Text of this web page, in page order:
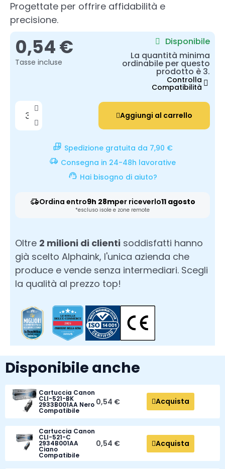
Progettate per offrire affidabilità e
precisione.
0,54 €
Tasse incluse
Disponibile
La quantità minima
ordinabile per questo
prodotto è 3.
Controlla
Compatibilità
Aggiungi al carrello
Spedizione gratuita da 7,90 €
Consegna in 24-48h lavorative
Hai bisogno di aiuto?
Ordina entro9h 28mper riceverlo11 agosto
*escluso isole e zone remote
Oltre 2 milioni di clienti soddisfatti hanno
già scelto Alphaink, l'unica azienda che
produce e vende senza intermediari. Scegli
la qualità al prezzo top!
Disponibile anche
Cartuccia Canon
CLI-521-BK
2933B001AA Nero
Compatibile
0,54 € Acquista
Cartuccia Canon
CLI-521-C
2934B001AA
Ciano
Compatibile
0,54 € Acquista